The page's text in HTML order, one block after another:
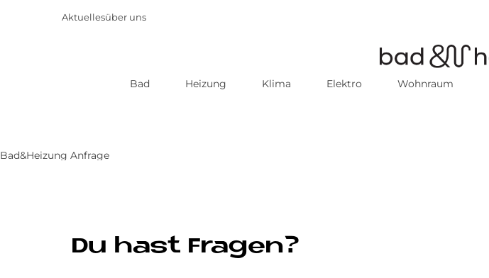
Aktuellesüber uns
Bad Heizung Klima Elektro Wohnraum
Bad&Heizung Anfrage
Du hast Fragen?